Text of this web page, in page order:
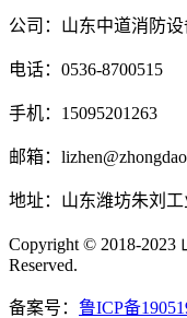
公司：山东中道消防设
电话：0536-8700515
手机：15095201263
邮箱：
地址：山东潍坊朱刘工
Copyright © 2018-
Reserved.
备案号： 鲁ICP备